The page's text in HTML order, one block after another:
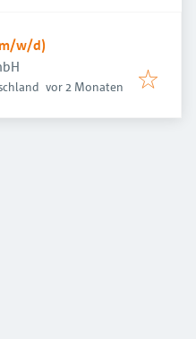
w/d)
Veröffentlicht:
vor 2 Monaten